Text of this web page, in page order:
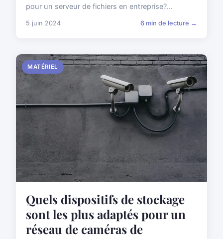
pour un serveur de fichiers en entreprise?...
5 juin 2024 6 min de lecture →
MATÉRIEL
Quels dispositifs de stockage
sont les plus adaptés pour un
réseau de caméras de